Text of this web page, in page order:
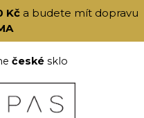
Kč a budete mít dopravu
českésklo